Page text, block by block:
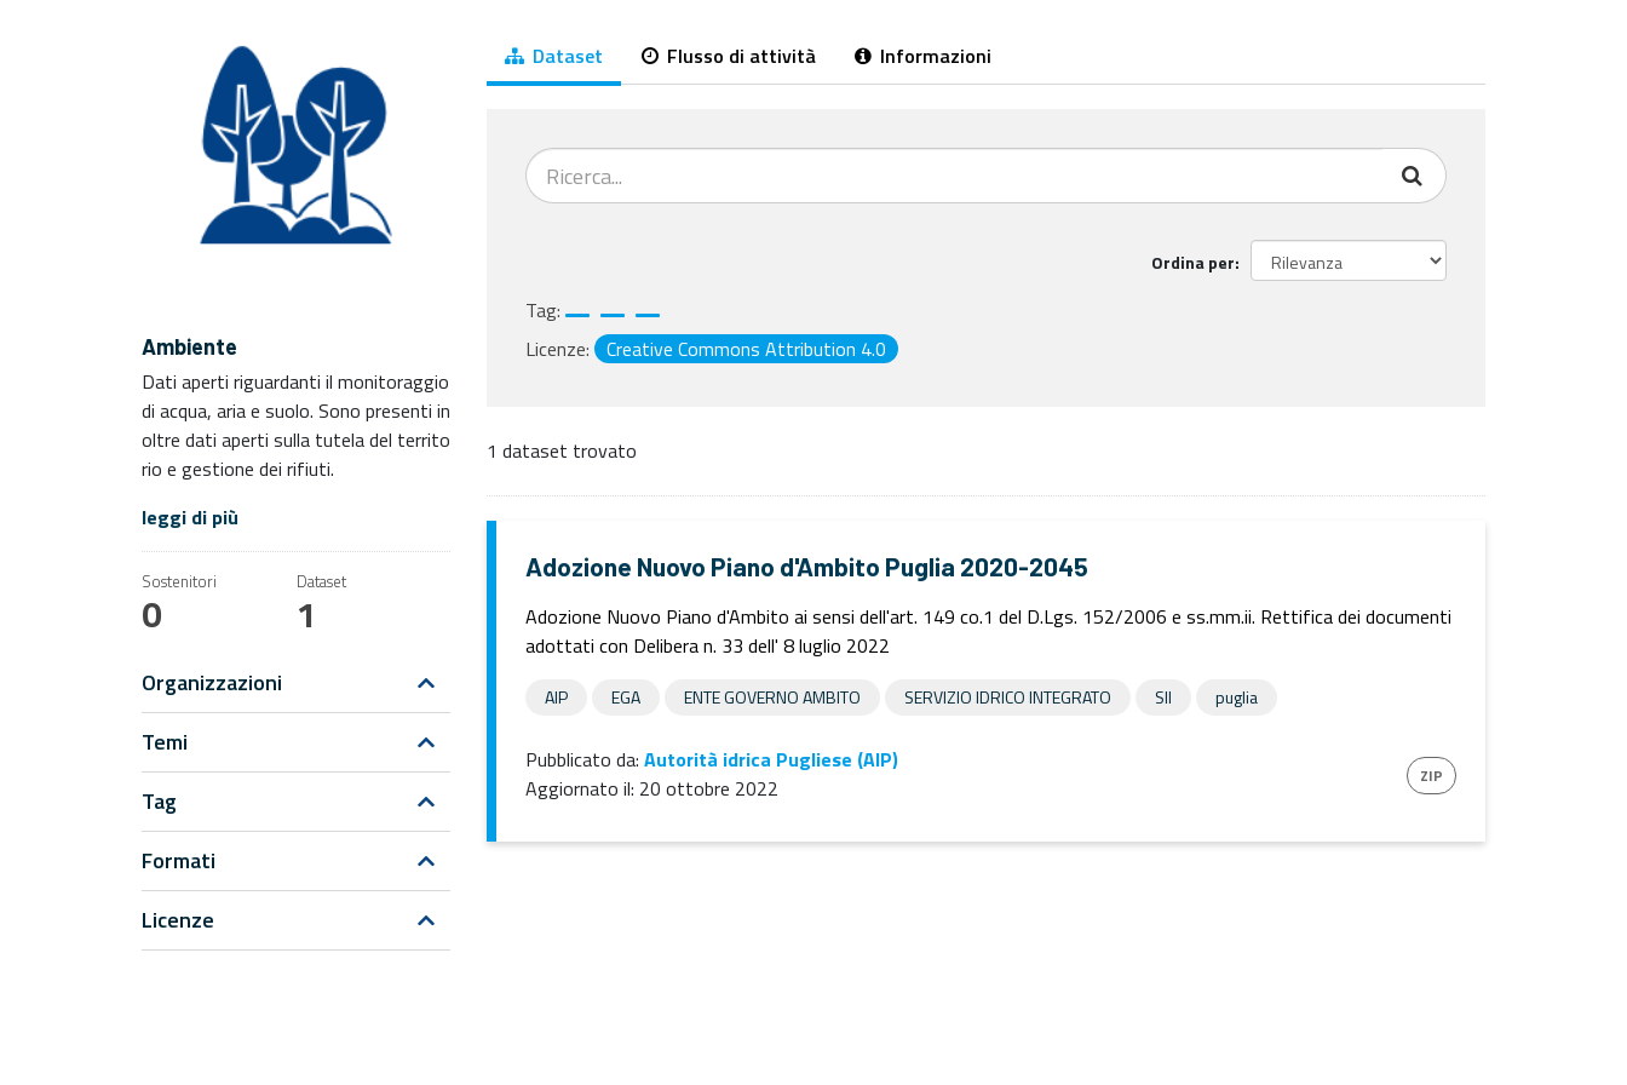
Ambiente
Dati aperti riguardanti il monitoraggio
di acqua, aria e suolo. Sono presenti in
oltre dati aperti sulla tutela del territo
rio e gestione dei rifiuti.
leggi di più
Sostenitori
0
Dataset
1
Organizzazioni
Temi
Tag
Formati
Licenze
Dataset Flusso di attività Informazioni
Ordina per
Tag:
Licenze:
Creative Commons Attribution 4.0
1 dataset trovato
Adozione Nuovo Piano d'Ambito Puglia 2020-2045
Adozione Nuovo Piano d'Ambito ai sensi dell'art. 149 co.1 del D.Lgs. 152/2006 e ss.mm.ii. Rettifica dei documenti
adottati con Delibera n. 33 dell' 8 luglio 2022
AIP EGA ENTE GOVERNO AMBITO SERVIZIO IDRICO INTEGRATO SII puglia
Pubblicato da: Autorità idrica Pugliese (AIP)
Aggiornato il: 20 ottobre 2022 ZIP